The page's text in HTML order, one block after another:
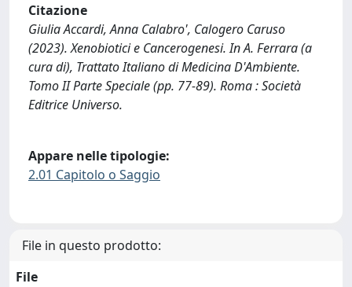
Citazione
Giulia Accardi, Anna Calabro', Calogero Caruso
(2023). Xenobiotici e Cancerogenesi. In A. Ferrara (a
cura di), Trattato Italiano di Medicina D'Ambiente.
Tomo II Parte Speciale (pp. 77-89). Roma : Società
Editrice Universo.
Appare nelle tipologie:
2.01 Capitolo o Saggio
File in questo prodotto:
File